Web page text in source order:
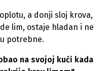
a donji sloj krova,
lim, ostaje hladan i ne
potrebne.
na svojoj kući kada